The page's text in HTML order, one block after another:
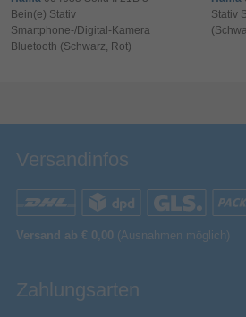
Bein(e) Stativ
Smartphone-/Digital-Kamera
Bluetooth (Schwarz, Rot)
Stativ
Versandinfos
Versand ab € 0,00 (Ausnahmen möglich)
Zahlungsarten